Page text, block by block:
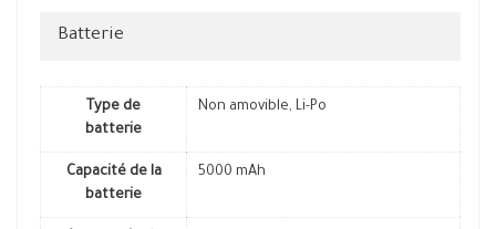
Batterie
Type de
batterie
Non amovible, Li-Po
Capacité de la
batterie
5000 mAh